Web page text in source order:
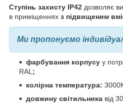
Ступінь захисту IP42 дозволяє
в приміщеннях з підвищеним
Ми пропонуємо
фарбування корпусу у
RAL ;
колірна температура:
довжину світильника від